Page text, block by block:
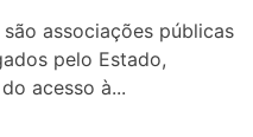
associações públicas
pelo Estado,
acesso à...